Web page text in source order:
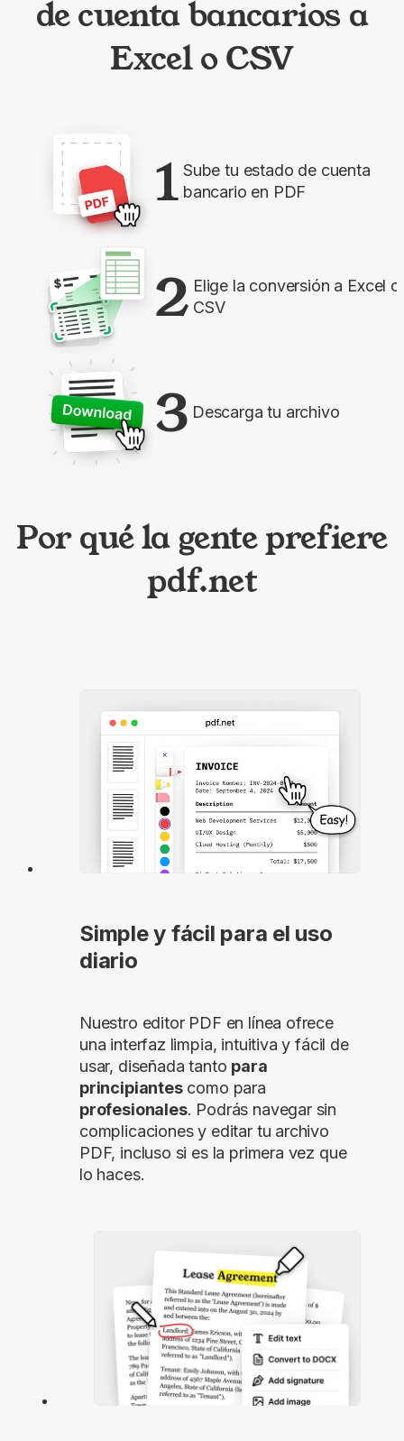
de cuenta bancarios a
Excel o CSV
1 Sube tu estado de cuenta
bancario en PDF
2 Elige la conversión a Excel o
CSV
3 Descarga tu archivo
Por qué la gente prefiere
pdf.net
Simple y fácil para el uso
diario
Nuestro editor PDF en línea ofrece
una interfaz limpia, intuitiva y fácil de
usar, diseñada tanto para
principiantescomo para
profesionales. Podrás navegar sin
complicaciones y editar tu archivo
PDF, incluso si es la primera vez que
lo haces.